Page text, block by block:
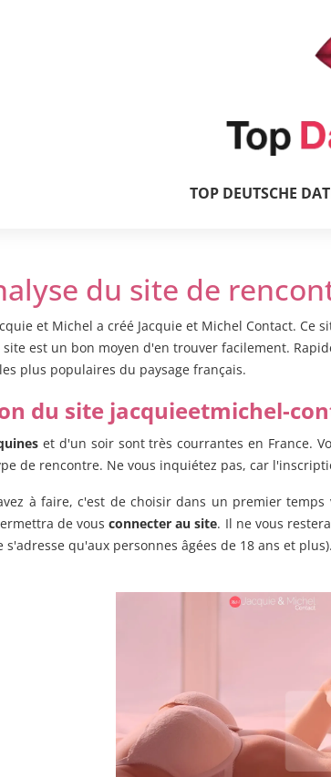
TOP DEUTSCHE
du site de
et Michel a créé Jacquie et Michel Contact.
est un bon moyen d'en trouver facilement.
plus populaires du paysage français.
du site jacquieetmichel-
et d'un soir sont très courrantes en France.
de rencontre. Ne vous inquiétez pas, car
à faire, c'est de choisir dans un premier
de vous connecter au site. Il ne vous
s'adresse qu'aux personnes âgées de 18 ans et plus).